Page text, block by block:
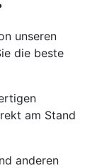
unseren
die beste
am Stand
anderen